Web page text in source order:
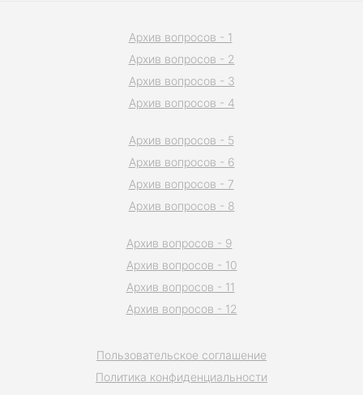
Пользовательское соглашение
Политика конфиденциальности
Архив вопросов - 1
Архив вопросов - 2
Архив вопросов - 3
Архив вопросов - 4
Архив вопросов - 5
Архив вопросов - 6
Архив вопросов - 7
Архив вопросов - 8
Архив вопросов - 9
Архив вопросов - 10
Архив вопросов - 11
Архив вопросов - 12